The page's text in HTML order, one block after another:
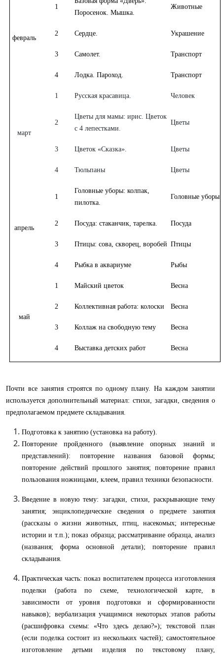
февраль
1
Поросенок. Мышка.
Животные
2 Сердце. Украшение
3 Самолет. Транспорт
4 Лодка. Пароход. Транспорт
март
1 Русская красавица. Человек
2
Цветы для мамы: ирис. Цветок
с 4 лепестками.
Цветы
3 Цветок «Сказка». Цветы
4 Тюльпаны Цветы
апрель
1
Головные уборы: колпак,
пилотка.
Головные уборы
2 Посуда: стаканчик, тарелка. Посуда
3 Птицы: сова, скворец, воробей Птицы
4 Рыбка в аквариуме Рыбы
май
1 Майский цветок Весна
2 Коллективная работа: колоски Весна
3 Коллаж на свободную тему Весна
4 Выставка детских работ Весна
Почти все занятия строятся по одному плану. На каждом занятии
используется дополнительный материал: стихи, загадки, сведения о
предполагаемом предмете складывания.
Подготовка к занятию (установка на работу).
Повторение пройденного (выявление опорных знаний и
представлений): повторение названия базовой формы;
повторение действий прошлого занятия; повторение правил
пользования ножницами, клеем, правил техники безопасности.
Введение в новую тему: загадки, стихи, раскрывающие тему
занятия; энциклопедические сведения о предмете занятия
(рассказы о жизни животных, птиц, насекомых; интересные
истории и т.п.); показ образца; рассматривание образца, анализ
(названия; форма основной детали); повторение правил
складывания.
Практическая часть: показ воспитателем процесса изготовления
поделки (работа по схеме, технологической карте, в
зависимости от уровня подготовки и сформированности
навыков); вербализация учащимися некоторых этапов работы
(расшифровка схемы: «Что здесь делаю?»); текстовой план
(если поделка состоит из нескольких частей); самостоятельное
изготовление детьми изделия по текстовому плану,